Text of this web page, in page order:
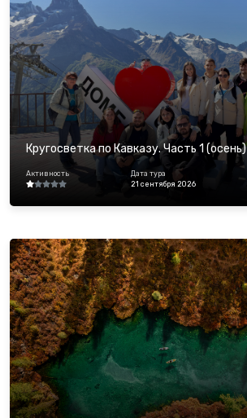
Кругосветка по Кавказу. Часть 1 (осень)
Активность
Дата тура
21 сентября 2026